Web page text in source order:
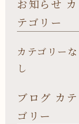
お知らせ カ
テゴリー
カテゴリーな
し
ブログ カテ
ゴリー